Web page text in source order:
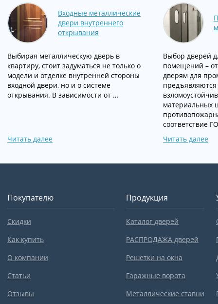
Входные металлические
двери внутреннего
открывания
Выбирая металлическую дверь в
квартиру, стоит задуматься не только о
модели и отделке внутренней стороны
входной двери, но и о системе
открывания. В зависимости от …
Читать далее
Выбор дверей
помещений –
дверям для
материальных
соответствие
Читать далее
Покупателю
Скидки
Как купить
О компании
Статьи
Отзывы
Продукция
Каталог дверей
РАСПРОДАЖА дверей
Решетки на окна
Гаражные ворота
Металлические ставни